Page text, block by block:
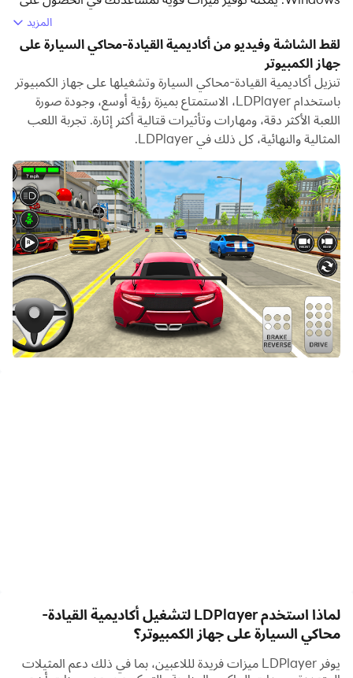
عندما تلعب أكاديمية القيادة-محاكي السيارة على جهاز الكمبيوتر
الخاص بك، إذا كنت تريد استخدام لوحة الألعاب الخاصة بك للتحكم
في اللعبة، فإن اكتشاف لوحة الألعاب الذي يتم تنشيطه تلقائيًا
بواسطة LDPlayer يمكن أن يساعدك على تخصيص التحكم ببضع
نقرات بسيطة والاستمتاع بمشاهد السباق والتحديات الأكثر غامرة
بدعم من معدلات الإطارات العالية، ستصبح تصميمات المسارات
المتنوعة للعبة والتضاريس الغنية والتغيرات البيئية أكثر واقعية
ودقة.
وفي الوقت نفسه، تتيح لك وظيفة تسجيل الفيديو تسجيل جميع
المسابقات ومحتوى الألعاب المثيرة بسهولة، وهو أمر مناسب جدًا
للمشاركة مع الأصدقاء أو إنشاء مقاطع فيديو. ابدأ بتنزيل أكاديمية
القيادة-محاكي السيارة وتشغيلها على جهاز الكمبيوتر الخاص بك
الآن!
بطريقة ممتعة وتفاعلية.
🚗 ضوابط واقعية للمركبة: استمتع بفيزياء القيادة المتقدمة
والتعامل السلس للحصول على تجربة أصيلة.
المزيد
لقط الشاشة وفيديو من أكاديمية القيادة-محاكي السيارة على
جهاز الكمبيوتر
تنزيل أكاديمية القيادة-محاكي السيارة وتشغيلها على جهاز الكمبيوتر
باستخدام LDPlayer، الاستمتاع بميزة رؤية أوسع، وجودة صورة
اللعبة الأكثر دقة، ومهارات وتأثيرات قتالية أكثر إثارة. تجربة اللعب
المثالية والنهائية، كل ذلك في LDPlayer.
لماذا استخدم LDPlayer لتشغيل أكاديمية القيادة-
محاكي السيارة على جهاز الكمبيوتر؟
يوفر LDPlayer ميزات فريدة لللاعبين، بما في ذلك دعم المثيلات